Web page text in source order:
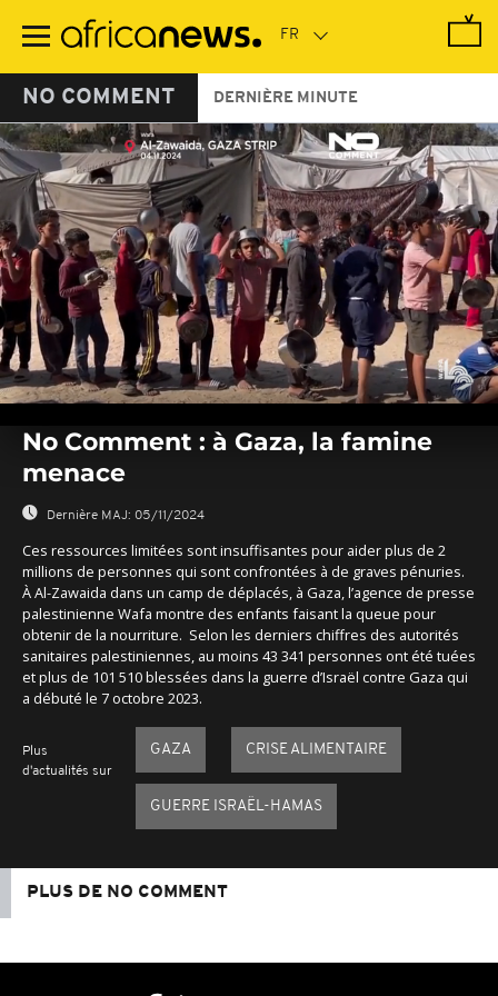
contenu
NO COMMENT DERNIÈRE MINUTE
seconds
seconds
No Comment : à Gaza, la famine
menace
Dernière MAJ: 05/11/2024
Ces ressources limitées sont insuffisantes pour aider plus de 2
millions de personnes qui sont confrontées à de graves pénuries.
À Al-Zawaida dans un camp de déplacés, à Gaza, l’agence de presse
palestinienne Wafa montre des enfants faisant la queue pour
obtenir de la nourriture. Selon les derniers chiffres des autorités
sanitaires palestiniennes, au moins 43 341 personnes ont été tuées
et plus de 101 510 blessées dans la guerre d’Israël contre Gaza qui
a débuté le 7 octobre 2023.
Plus
d'actualités sur
GAZA CRISE ALIMENTAIRE
GUERRE ISRAËL-HAMAS
PLUS DE NO COMMENT